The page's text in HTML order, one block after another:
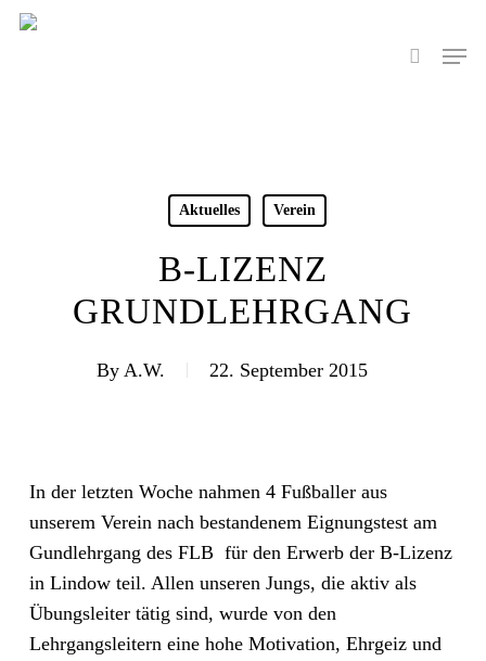
Skip
search
Menu
Aktuelles Verein
B-LIZENZ
GRUNDLEHRGANG
By A.W. 22. September 2015
In der letzten Woche nahmen 4 Fußballer aus
unserem Verein nach bestandenem Eignungstest am
Gundlehrgang des FLB für den Erwerb der B-Lizenz
in Lindow teil. Allen unseren Jungs, die aktiv als
Übungsleiter tätig sind, wurde von den
Lehrgangsleitern eine hohe Motivation, Ehrgeiz und